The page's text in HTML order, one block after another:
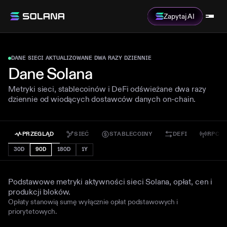
Zapytaj AI
DANE SIECI AKTUALIZOWANE DWA RAZY DZIENNIE
Dane Solana
Metryki sieci, stablecoinów i DeFi odświeżane dwa razy
dziennie od wiodących dostawców danych on-chain.
PRZEGLĄD SIEĆ STABLECOINY DEFI RPC
30D 90D 180D 1Y
Przegląd
Podstawowe metryki aktywności sieci Solana, opłat, cen i
produkcji bloków.
Opłaty stanowią sumę wyłącznie opłat podstawowych i
priorytetowych.